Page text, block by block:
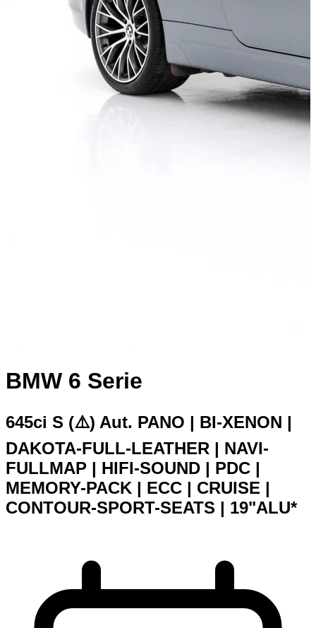
BMW 6 Serie
645ci S (⚠️) Aut. PANO | BI-XENON |
DAKOTA-FULL-LEATHER | NAVI-
FULLMAP | HIFI-SOUND | PDC |
MEMORY-PACK | ECC | CRUISE |
CONTOUR-SPORT-SEATS | 19"ALU*